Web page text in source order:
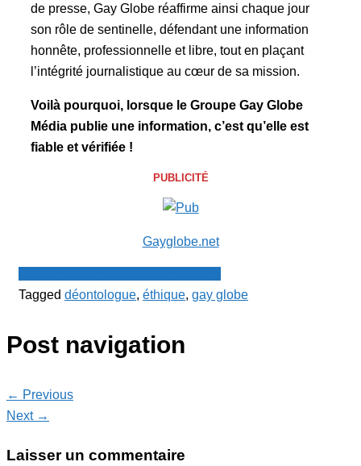
de presse, Gay Globe réaffirme ainsi chaque jour
son rôle de sentinelle, défendant une information
honnête, professionnelle et libre, tout en plaçant
l’intégrité journalistique au cœur de sa mission.
Voilà pourquoi, lorsque le Groupe Gay Globe
Média publie une information, c’est qu’elle est
fiable et vérifiée !
PUBLICITÉ
Gayglobe.net
Tagged déontologue, éthique, gay globe
Post navigation
← Previous
Next →
Laisser un commentaire